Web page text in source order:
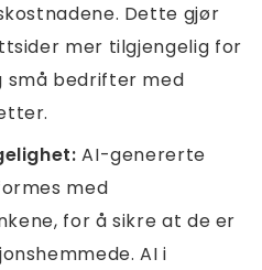
Dette gjør
mer tilgjengelig for
små bedrifter med
AI-genererte
med
for å sikre at de er
AI i